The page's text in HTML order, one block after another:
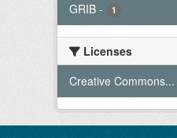
GRIB - 1
Licenses
Creative Commons...